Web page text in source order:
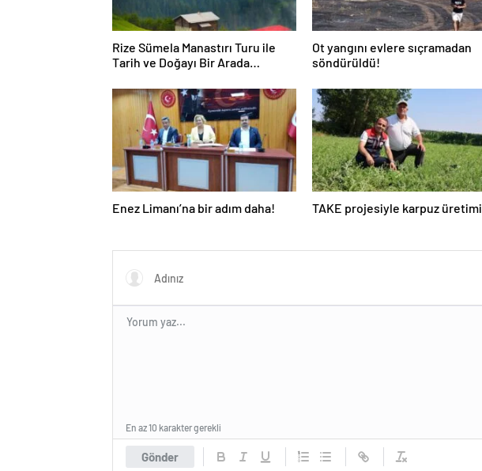
Rize Sümela Manastırı Turu ile
Tarih ve Doğayı Bir Arada
Ot yangını evlere sıçramadan
söndürüldü!
Enez Limanı’na bir adım daha! TAKE projesiyle karpuz üretimi
Gönder
En az 10 karakter gerekli